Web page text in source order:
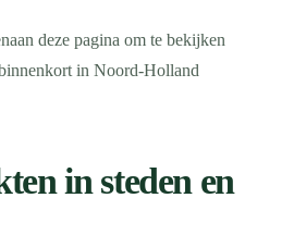
deze pagina om te bekijken
in Noord-Holland
in steden en